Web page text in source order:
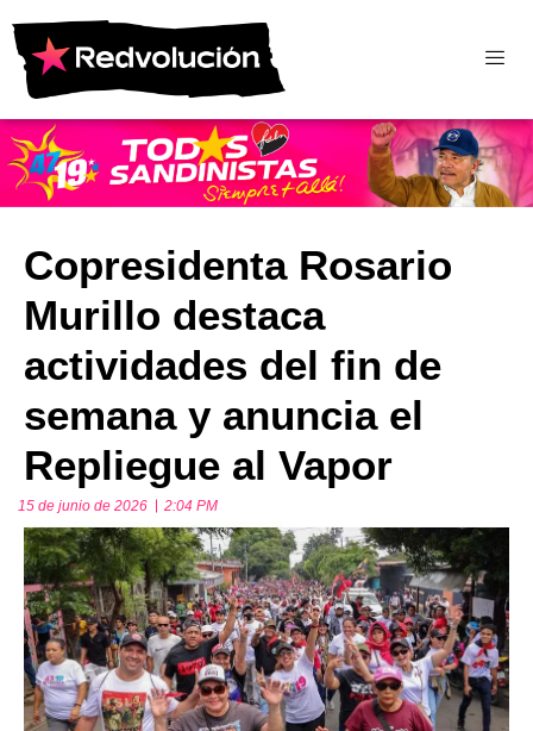
Copresidenta Rosario
Murillo destaca
actividades del fin de
semana y anuncia el
Repliegue al Vapor
15 de junio de 2026 2:04 PM